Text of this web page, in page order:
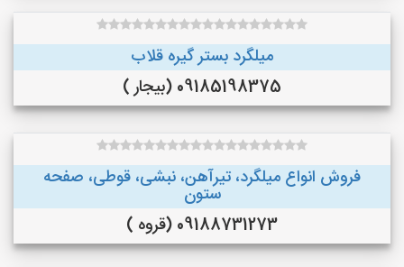
میلگرد بستر گیره قلاب
09185198375 (بیجار )
فروش انواع میلگرد، تیرآهن، نبشی، قوطی، صفحه
ستون
09188731273 (قروه )